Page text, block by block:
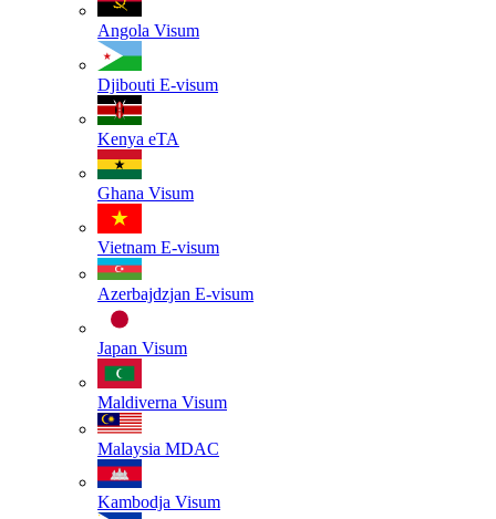
Angola Visum
Djibouti E-visum
Kenya eTA
Ghana Visum
Vietnam E-visum
Azerbajdzjan E-visum
Japan Visum
Maldiverna Visum
Malaysia MDAC
Kambodja Visum